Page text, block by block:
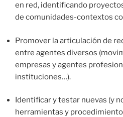
en red, identificando
de comunidades-contextos
Promover la articulación de
entre agentes diversos
empresas y agentes
instituciones…).
Identificar y testar nuevas (y
herramientas y